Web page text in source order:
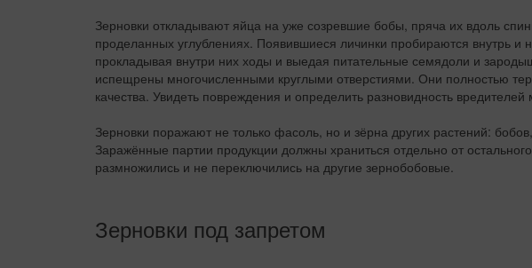
Зерновки откладывают яйца на уже созревшие бобы, пряча их вдоль
проделанных углублениях. Появившиеся личинки пробираются внутрь и
прокладывая внутри них ходы и выедая питательные семядоли и
испещрены многочисленными круглыми отверстиями. Они полностью
качества. Увидеть повреждения и определить разновидность
Зерновки поражают не только фасоль, но и зёрна других растений:
Заражённые партии продукции должны храниться отдельно от
размножились и не переключились на другие зернобобовые.
Зерновки под запретом